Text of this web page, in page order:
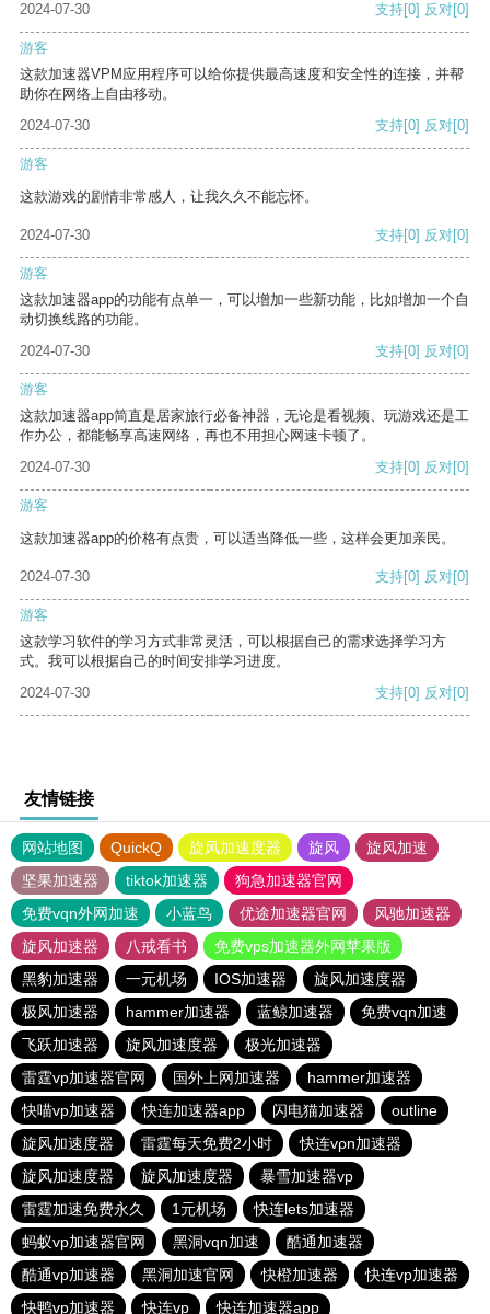
2024-07-30 支持[0] 反对[0]
游客
这款加速器VPM应用程序可以给你提供最高速度和安全性的连接，并帮
助你在网络上自由移动。
2024-07-30
支持[0] 反对[0]
游客
这款游戏的剧情非常感人，让我久久不能忘怀。
2024-07-30 支持[0] 反对[0]
游客
这款加速器app的功能有点单一，可以增加一些新功能，比如增加一个自
动切换线路的功能。
2024-07-30
支持[0] 反对[0]
游客
这款加速器app简直是居家旅行必备神器，无论是看视频、玩游戏还是工
作办公，都能畅享高速网络，再也不用担心网速卡顿了。
2024-07-30
支持[0] 反对[0]
游客
这款加速器app的价格有点贵，可以适当降低一些，这样会更加亲民。
2024-07-30 支持[0] 反对[0]
游客
这款学习软件的学习方式非常灵活，可以根据自己的需求选择学习方
式。我可以根据自己的时间安排学习进度。
2024-07-30
支持[0] 反对[0]
友情链接
网站地图 QuickQ 旋风加速度器 旋风
旋风加速
坚果加速器
tiktok加速器
狗急加速器官网
免费vqn外网加速
小蓝鸟 优途加速器官网
风驰加速器
旋风加速器
八戒看书
免费vps加速器外网苹果版
黑豹加速器
一元机场 IOS加速器
旋风加速度器
极风加速器
hammer加速器 蓝鲸加速器
免费vqn加速
飞跃加速器
旋风加速度器
极光加速器
雷霆vp加速器官网
国外上网加速器
hammer加速器
快喵vp加速器
快连加速器app 闪电猫加速器
outline
旋风加速度器
雷霆每天免费2小时
快连vρn加速器
旋风加速度器
旋风加速度器
暴雪加速器vp
雷霆加速免费永久
1元机场
快连lets加速器
蚂蚁vp加速器官网
黑洞vqn加速
酷通加速器
酷通vp加速器
黑洞加速官网 快橙加速器
快连vp加速器
快鸭vp加速器
快连vp 快连加速器app